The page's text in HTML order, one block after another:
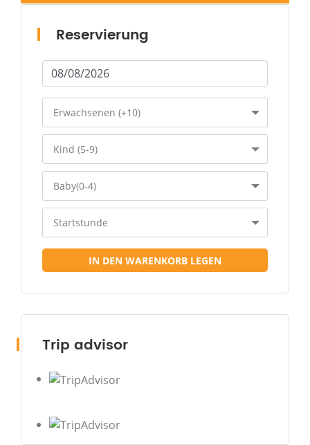
Reservierung
Erwachsenen (+10)
Kind (5-9)
Baby(0-4)
Startstunde
IN DEN WARENKORB LEGEN
Trip advisor